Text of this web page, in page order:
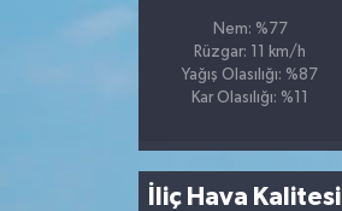
Nem: %77
Rüzgar: 11 km/h
Yağış Olasılığı: %87
Kar Olasılığı: %11
İliç Hava Kalitesi